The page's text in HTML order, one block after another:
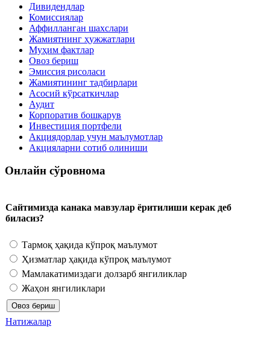
Дивидендлар
Комиссиялар
Аффилланган шахслари
Жамиятнинг ҳужжатлари
Муҳим фактлар
Овоз бериш
Эмиссия рисоласи
Жамиятининг тадбирлари
Асосий кўрсаткичлар
Аудит
Корпоратив бошқарув
Инвестиция портфели
Акциядорлар учун маълумотлар
Акцияларни сотиб олиниши
Онлайн сўровнома
Сайтимизда канака мавзулар ёритилиши керак деб
биласиз?
Тармоқ ҳақида кўпроқ маълумот
Ҳизматлар ҳақида кўпроқ маълумот
Мамлакатимиздаги долзарб янгиликлар
Жаҳон янгиликлари
Натижалар